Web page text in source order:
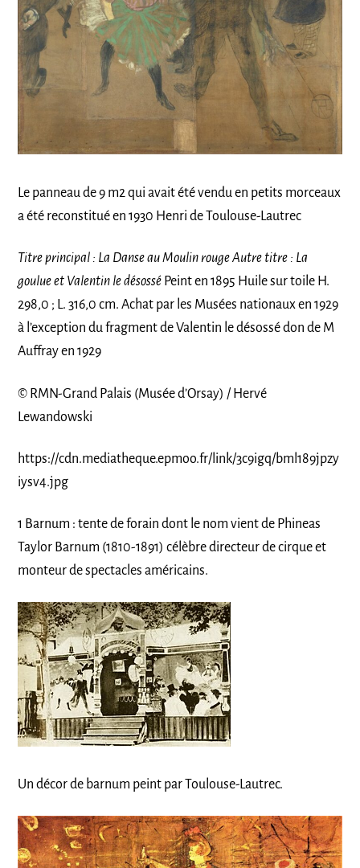
Le panneau de 9 m2 qui avait été vendu en petits morceaux
a été reconstitué en 1930 Henri de Toulouse-Lautrec
Titre principal : La Danse au Moulin rouge Autre titre : La
goulue et Valentin le désossé Peint en 1895 Huile sur toile H.
298,0 ; L. 316,0 cm. Achat par les Musées nationaux en 1929
à l’exception du fragment de Valentin le désossé don de M
Auffray en 1929
© RMN-Grand Palais (Musée d’Orsay) / Hervé
Lewandowski
https://cdn.mediatheque.epmoo.fr/link/3c9igq/bml189jpzy
iysv4.jpg
1 Barnum : tente de forain dont le nom vient de Phineas
Taylor Barnum (1810-1891) célèbre directeur de cirque et
monteur de spectacles américains.
Un décor de barnum peint par Toulouse-Lautrec.